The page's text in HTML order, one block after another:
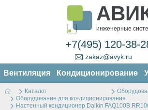
инженерные
+7(495) 120-38-
zakaz@avyk.ru
Вентиляция Кондиционирование
Каталог
Оборудование для кондиционирования
Настенный кондиционер Daikin